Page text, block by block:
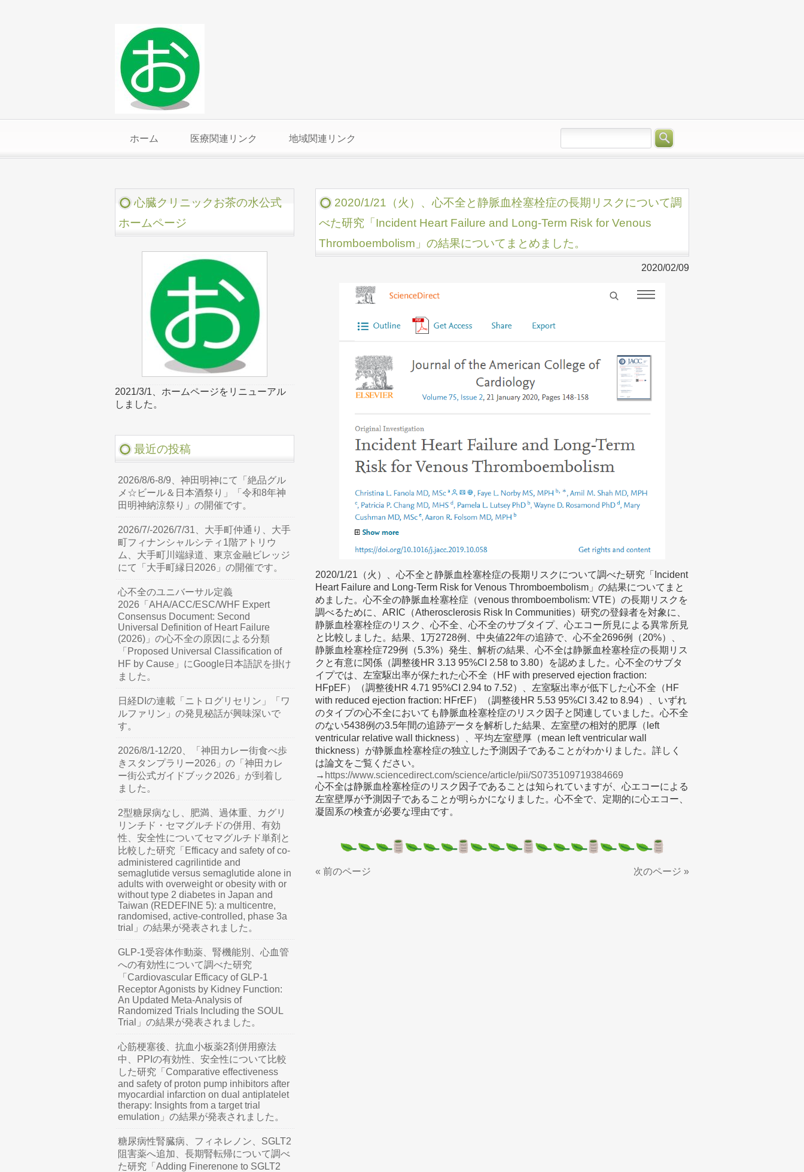
ホーム 医療関連リンク 地域関連リンク
2020/1/21（火）、心不全と静脈血栓塞栓症の長期リスクについて調
べた研究「Incident Heart Failure and Long-Term Risk for Venous
Thromboembolism」の結果についてまとめました。
2020/02/09
2020/1/21（火）、心不全と静脈血栓塞栓症の長期リスクについて調べた研究「Incident
Heart Failure and Long-Term Risk for Venous Thromboembolism」の結果についてまと
めました。心不全の静脈血栓塞栓症（venous thromboembolism: VTE）の長期リスクを
調べるために、ARIC（Atherosclerosis Risk In Communities）研究の登録者を対象に、
静脈血栓塞栓症のリスク、心不全、心不全のサブタイプ、心エコー所見による異常所見
と比較しました。結果、1万2728例、中央値22年の追跡で、心不全2696例（20%）、
静脈血栓塞栓症729例（5.3%）発生、解析の結果、心不全は静脈血栓塞栓症の長期リス
クと有意に関係（調整後HR 3.13 95%CI 2.58 to 3.80）を認めました。心不全のサブタ
イプでは、左室駆出率が保たれた心不全（HF with preserved ejection fraction:
HFpEF）（調整後HR 4.71 95%CI 2.94 to 7.52）、左室駆出率が低下した心不全（HF
with reduced ejection fraction: HFrEF）（調整後HR 5.53 95%CI 3.42 to 8.94）、いずれ
のタイプの心不全においても静脈血栓塞栓症のリスク因子と関連していました。心不全
のない5438例の3.5年間の追跡データを解析した結果、左室壁の相対的肥厚（left
ventricular relative wall thickness）、平均左室壁厚（mean left ventricular wall
thickness）が静脈血栓塞栓症の独立した予測因子であることがわかりました。詳しく
は論文をご覧ください。
→ https://www.sciencedirect.com/science/article/pii/S0735109719384669
心不全は静脈血栓塞栓症のリスク因子であることは知られていますが、心エコーによる
左室壁厚が予測因子であることが明らかになりました。心不全で、定期的に心エコー、
凝固系の検査が必要な理由です。
« 前のページ 次のページ »
心臓クリニックお茶の水公式
ホームページ
2021/3/1、ホームページをリニューアル
しました。
最近の投稿
2026/8/6-8/9、神田明神にて「絶品グル
メ☆ビール＆日本酒祭り」「令和8年神
田明神納涼祭り」の開催です。
2026/7/-2026/7/31、大手町仲通り、大手
町フィナンシャルシティ1階アトリウ
ム、大手町川端緑道、東京金融ビレッジ
にて「大手町縁日2026」の開催です。
心不全のユニバーサル定義
2026「AHA/ACC/ESC/WHF Expert
Consensus Document: Second
Universal Definition of Heart Failure
(2026)」の心不全の原因による分類
「Proposed Universal Classification of
HF by Cause」にGoogle日本語訳を掛け
ました。
日経DIの連載「ニトログリセリン」「ワ
ルファリン」の発見秘話が興味深いで
す。
2026/8/1-12/20、「神田カレー街食べ歩
きスタンプラリー2026」の「神田カレ
ー街公式ガイドブック2026」が到着し
ました。
2型糖尿病なし、肥満、過体重、カグリ
リンチド・セマグルチドの併用、有効
性、安全性についてセマグルチド単剤と
比較した研究「Efficacy and safety of co-
administered cagrilintide and
semaglutide versus semaglutide alone in
adults with overweight or obesity with or
without type 2 diabetes in Japan and
Taiwan (REDEFINE 5): a multicentre,
randomised, active-controlled, phase 3a
trial」の結果が発表されました。
GLP-1受容体作動薬、腎機能別、心血管
への有効性について調べた研究
「Cardiovascular Efficacy of GLP-1
Receptor Agonists by Kidney Function:
An Updated Meta-Analysis of
Randomized Trials Including the SOUL
Trial」の結果が発表されました。
心筋梗塞後、抗血小板薬2剤併用療法
中、PPIの有効性、安全性について比較
した研究「Comparative effectiveness
and safety of proton pump inhibitors after
myocardial infarction on dual antiplatelet
therapy: Insights from a target trial
emulation」の結果が発表されました。
糖尿病性腎臓病、フィネレノン、SGLT2
阻害薬へ追加、長期腎転帰について調べ
た研究「Adding Finerenone to SGLT2